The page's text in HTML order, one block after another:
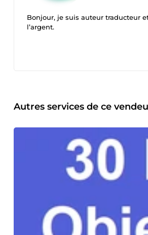
Bonjour, je suis auteur traducteur
l’argent.
Autres services de ce